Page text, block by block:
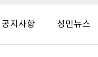
공지사항 성민뉴스